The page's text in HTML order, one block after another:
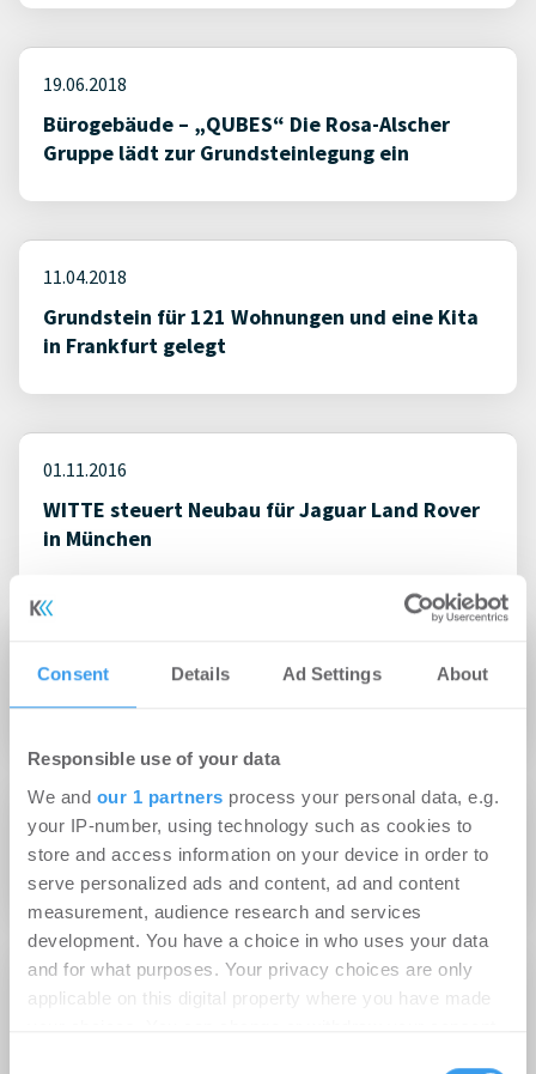
Consent Details Ad Settings About
Responsible use of your data
We and our 1 partners process your personal data, e.g.
your IP-number, using technology such as cookies to
store and access information on your device in order to
serve personalized ads and content, ad and content
measurement, audience research and services
development. You have a choice in who uses your data
and for what purposes. Your privacy choices are only
applicable on this digital property where you have made
19.06.2018
Bürogebäude – „QUBES“ Die Rosa-Alscher
Gruppe lädt zur Grundsteinlegung ein
11.04.2018
Grundstein für 121 Wohnungen und eine Kita
in Frankfurt gelegt
01.11.2016
WITTE steuert Neubau für Jaguar Land Rover
in München
25.08.2016
Grundsteinlegung am Stadttor Bonn-Beuel
07.07.2016
Benchmark. feiert Grundsteinlegung
24.05.2016